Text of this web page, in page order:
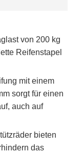
von 200 kg
Reifenstapel
mit einem
sorgt für einen
auch auf
bieten
das